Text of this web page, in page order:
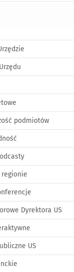
podmiotów
regionie
Dyrektora US
US